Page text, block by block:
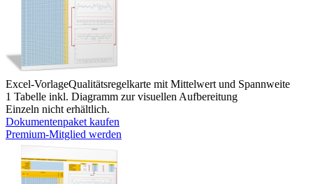
Excel-VorlageQualitätsregelkarte mit Mittelwert und Spannweite
1 Tabelle inkl. Diagramm zur visuellen Aufbereitung
Einzeln nicht erhältlich.
Dokumentenpaket kaufen
Premium-Mitglied werden